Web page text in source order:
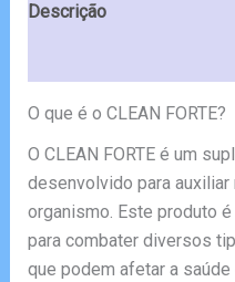
Descrição
O que é o CLEAN FORTE?
O CLEAN FORTE é um
desenvolvido para
organismo. Este produto
para combater diversos
que podem afetar a